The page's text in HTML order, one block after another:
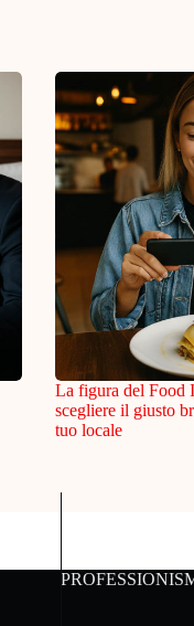
La figura del Food
scegliere il giusto
tuo locale